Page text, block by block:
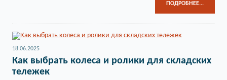
ПОДРОБНЕЕ...
18.06.2025
Как выбрать колеса и ролики для складских
тележек